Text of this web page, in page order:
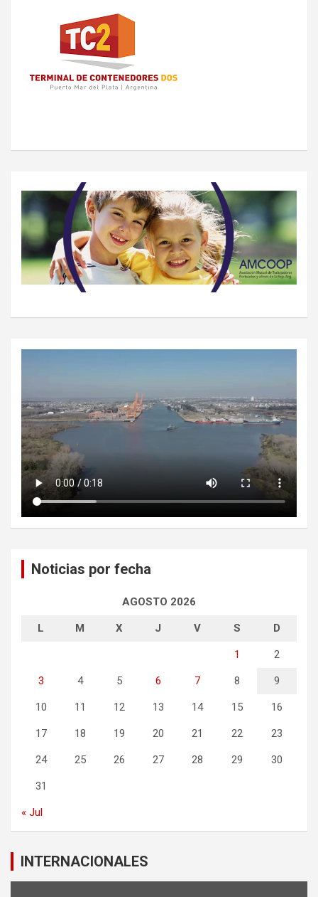
Noticias por fecha
AGOSTO 2026
L M X J V S D
1 2
3 4 5 6 7 8 9
10 11 12 13 14 15 16
17 18 19 20 21 22 23
24 25 26 27 28 29 30
31
« Jul
INTERNACIONALES